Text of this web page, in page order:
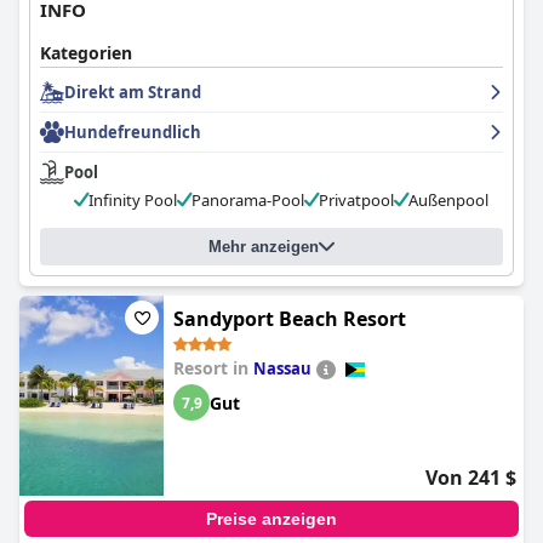
INFO
Kategorien
Direkt am Strand
Hundefreundlich
Pool
Infinity Pool
Panorama-Pool Privatpool Außenpool
Mehr anzeigen
Sandyport Beach Resort
Resort in Nassau
7,9 Gut
Von 241 $
Preise anzeigen